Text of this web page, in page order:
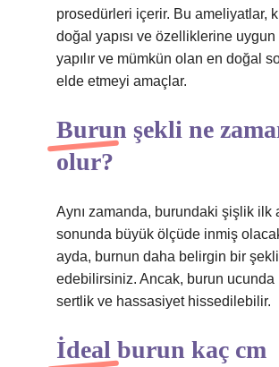
prosedürleri içerir. Bu ameliyatlar,
doğal yapısı ve özelliklerine
yapılır ve mümkün olan en doğal
elde etmeyi amaçlar.
Burun şekli ne
olur?
Aynı zamanda, burundaki şişlik ilk
sonunda büyük ölçüde inmiş
ayda, burnun daha belirgin bir
edebilirsiniz. Ancak, burun ucunda
sertlik ve hassasiyet hissedilebilir.
İdeal burun kaç cm